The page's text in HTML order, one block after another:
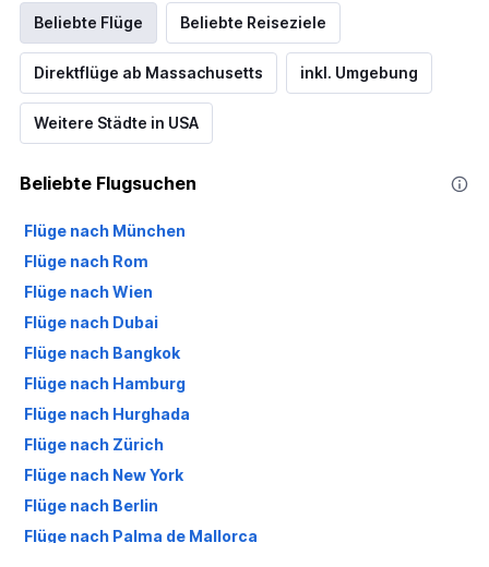
Beliebte Flüge Beliebte Reiseziele
Direktflüge ab Massachusetts inkl. Umgebung
Weitere Städte in USA
Beliebte Flugsuchen
Flüge nach München
Flüge nach Rom
Flüge nach Wien
Flüge nach Dubai
Flüge nach Bangkok
Flüge nach Hamburg
Flüge nach Hurghada
Flüge nach Zürich
Flüge nach New York
Flüge nach Berlin
Flüge nach Palma de Mallorca